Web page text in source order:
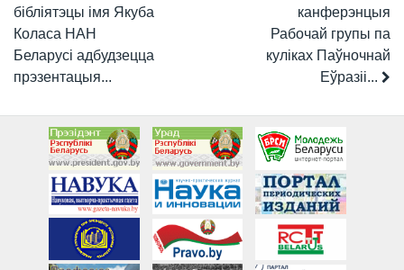
бібліятэцы імя Якуба
Коласа НАН
Беларусі адбудзецца
прэзентацыя...
канферэнцыя
Рабочай групы па
куліках Паўночнай
Еўразіі...